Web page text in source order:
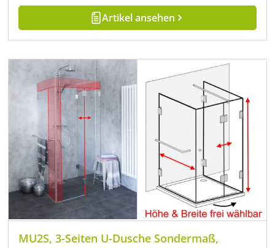
Artikel ansehen
MU2S, 3-Seiten U-Dusche Sondermaß,